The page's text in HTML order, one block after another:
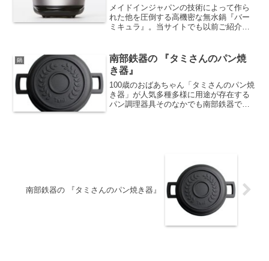
メイドインジャパンの技術によって作ら
れた他を圧倒する高機密な無水鍋『バー
ミキュラ』。当サイトでも以前ご紹介し
なっています。以前の記事その無水鍋バ
ーミキュラをつくった愛知ド...
鍋
南部鉄器の 『タミさんのパン焼
き器』
100歳のおばあちゃん「タミさんのパン焼
き器」が人気多種多様に用途が存在する
パン調理器具そのなかでも南部鉄器で作
南部鉄器の 『タミさんのパン焼き器』